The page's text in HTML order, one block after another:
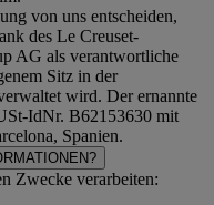
von uns entscheiden,
des Le Creuset-
AG als verantwortliche
Sitz in der
wird. Der ernannte
IdNr. B62153630 mit
Spanien.
Zwecke verarbeiten: